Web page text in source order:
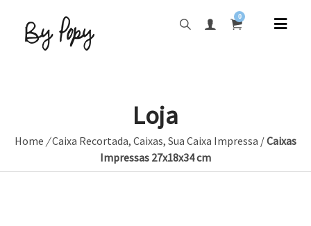
0
Loja
Home /Caixa Recortada, Caixas, Sua Caixa Impressa /Caixas
Impressas 27x18x34 cm